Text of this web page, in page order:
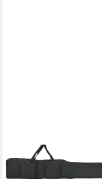
150 cm Oxford-Gewebe
51,99 €